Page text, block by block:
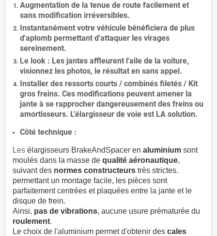
Augmentation de la tenue de route facilement et
sans modification irréversibles.
Instantanément votre véhicule bénéficiera de plus
d'aplomb permettant d'attaquer les virages
sereinement.
Le look : Les jantes affleurent l'aile de la voiture,
visionnez les photos, le résultat en sans appel.
Installer des ressorts courts / combinés filetés / Kit
gros freins. Ces modifications peuvent amener la
jante à se rapprocher dangereusement des freins ou
amortisseurs. L'élargisseur de voie est LA solution.
Côté technique :
Les élargisseurs BrakeAndSpacer en aluminium sont
moulés dans la masse de qualité aéronautique,
suivant des normes constructeurs très strictes.
permettant un montage facile, les pièces sont
parfaitement centrées et plaquées entre la jante et le
disque de frein.
Ainsi, pas de vibrations, aucune usure prématurée du
roulement.
Le choix de l'aluminium permet d'obtenir des cales